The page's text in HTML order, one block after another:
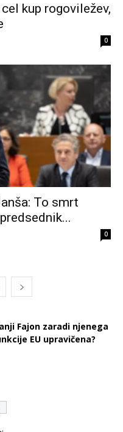
kup rogoviležev,
0
To smrt
0
Fajon zaradi njenega
EU upravičena?